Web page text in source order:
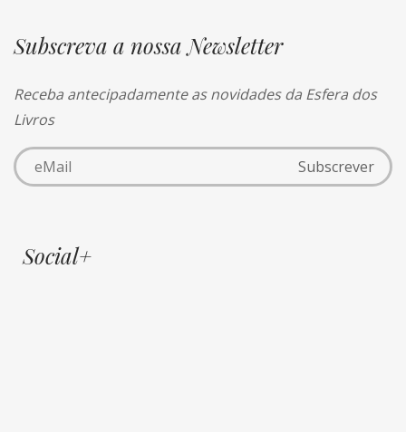
Subscreva a nossa Newsletter
Receba antecipadamente as novidades da Esfera dos
Livros
Social+